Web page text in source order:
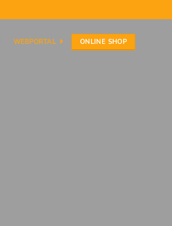
WEBPORTAL ONLINE SHOP